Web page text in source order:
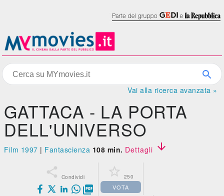
Vai alla ricerca avanzata »
GATTACA - LA PORTA
DELL'UNIVERSO
Film 1997 | Fantascienza 108 min. Dettagli 
 Condividi

 250
VOTA